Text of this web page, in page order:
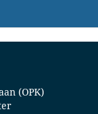
(OPK)